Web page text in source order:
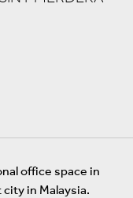
office space in
in Malaysia.